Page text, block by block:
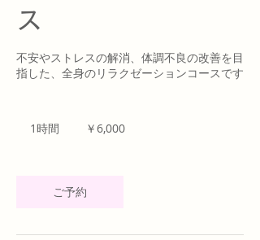
ス
不安やストレスの解消、体調不良の改善を目
指した、全身のリラクゼーションコースです
1時間 ￥6,000
ご予約